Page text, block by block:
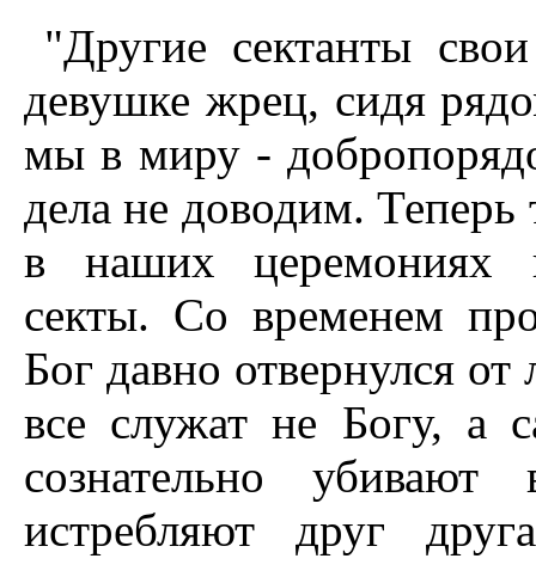
"Другие сектанты
девушке жрец, сидя
мы в миру -
дела не доводим.
в наших церемониях
секты. Со временем
Бог давно отвернулся
все служат не Богу, а
сознательно
истребляют друг